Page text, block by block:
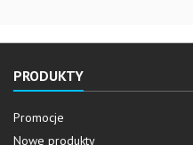
PRODUKTY
Promocje
Nowe produkty